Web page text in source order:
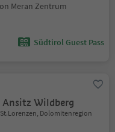
Meran Zentrum
Südtirol Guest Pass
Ansitz Wildberg
Dolomitenregion